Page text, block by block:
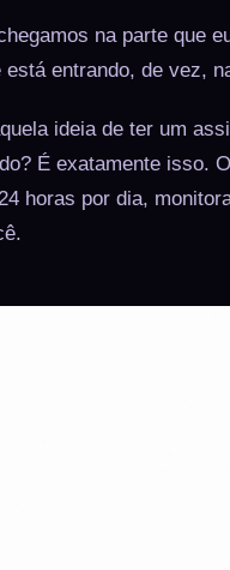
na parte que
está entrando, de vez,
ideia de ter um
É exatamente isso.
horas por dia,